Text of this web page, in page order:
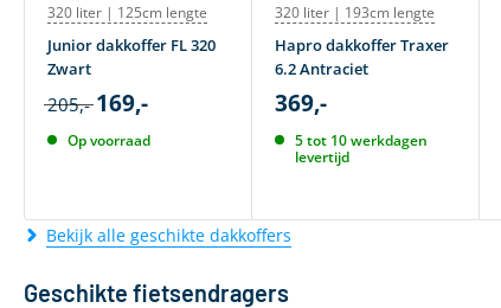
320 liter | 125cm lengte
Junior dakkoffer FL 320
Zwart
205,- 169,-
Op voorraad
320 liter | 193cm lengte
Hapro dakkoffer Traxer
6.2 Antraciet
369,-
5 tot 10 werkdagen
levertijd
Bekijk alle geschikte dakkoffers
Geschikte fietsendragers